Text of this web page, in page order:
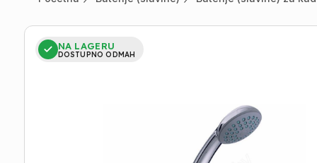
NA LAGERU
DOSTUPNO ODMAH